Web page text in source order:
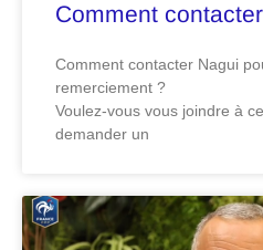
Comment
Comment contacter Nagui
remerciement ?
Voulez-vous vous joindre à
demander un